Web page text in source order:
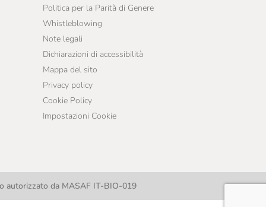
Politica per la Parità di Genere
Whistleblowing
Note legali
Dichiarazioni di accessibilità
Mappa del sito
Privacy policy
Cookie Policy
Impostazioni Cookie
autorizzato da MASAF IT-BIO-019